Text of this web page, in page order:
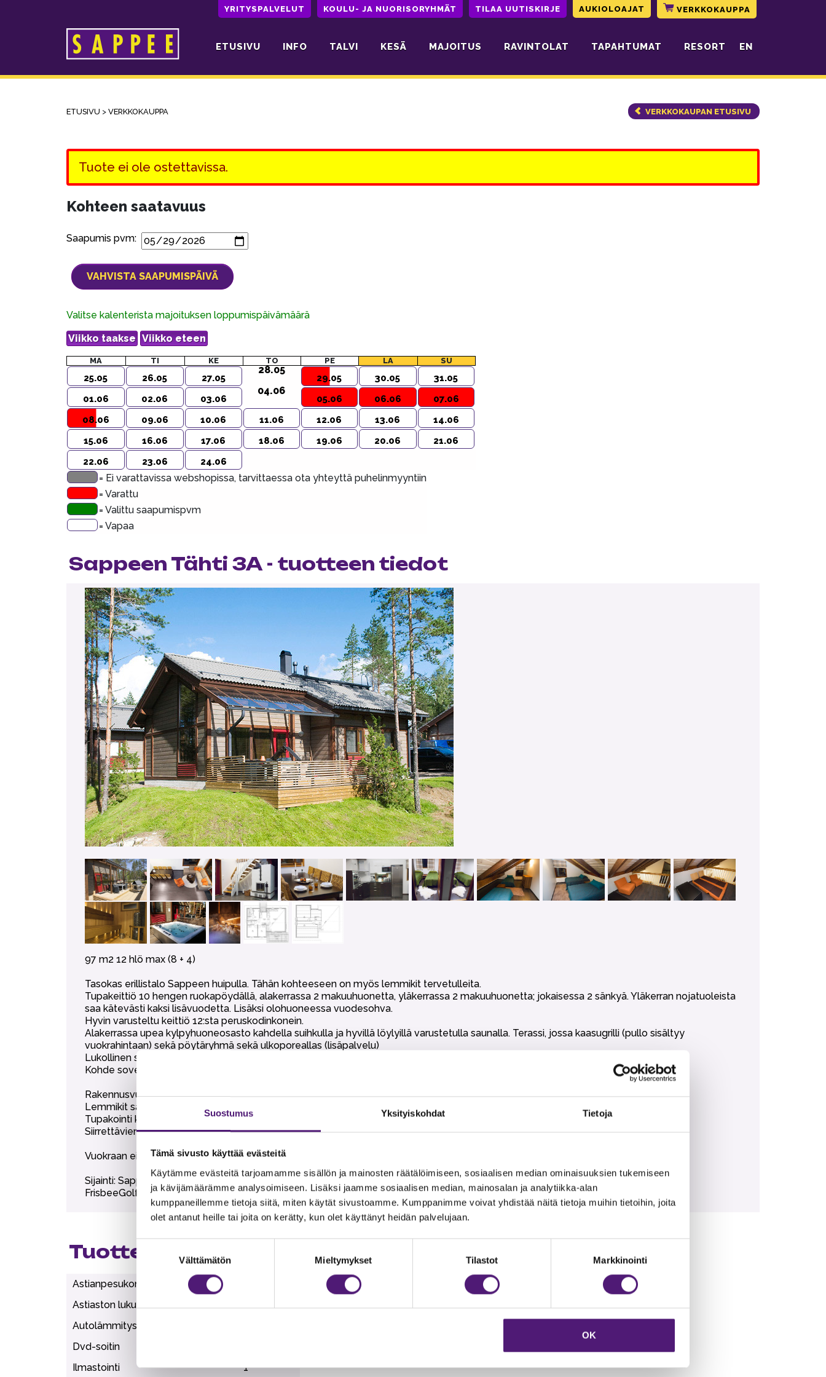
Suostumus Yksityiskohdat Tietoja
Tämä sivusto käyttää evästeitä
Käytämme evästeitä tarjoamamme sisällön ja mainosten räätälöimiseen, sosiaalisen median ominaisuuksien tukemiseen
ja kävijämäärämme analysoimiseen. Lisäksi jaamme sosiaalisen median, mainosalan ja analytiikka-alan
kumppaneillemme tietoja siitä, miten käytät sivustoamme. Kumppanimme voivat yhdistää näitä tietoja muihin tietoihin, joita
olet antanut heille tai joita on kerätty, kun olet käyttänyt heidän palvelujaan.
valinta
Välttämätön Mieltymykset Tilastot Markkinointi
OK
YRITYSPALVELUT KOULU- JA NUORISORYHMÄT TILAA UUTISKIRJE AUKIOLOAJAT VERKKOKAUPPA
Päävalikko ETUSIVU INFO TALVI KESÄ MAJOITUS RAVINTOLAT TAPAHTUMAT RESORT EN
ETUSIVU > VERKKOKAUPPA VERKKOKAUPAN ETUSIVU
Tuote ei ole ostettavissa.
Kohteen saatavuus
Saapumis pvm:
Valitse kalenterista majoituksen loppumispäivämäärä
MA TI KE TO PE LA SU
25.05 26.05 27.05
28.05
29.05 30.05
31.05
01.06
02.06 03.06
04.06
05.06 06.06
07.06
08.06
09.06 10.06 11.06 12.06 13.06
14.06
15.06
16.06 17.06 18.06 19.06 20.06
21.06
22.06
23.06 24.06
= Ei varattavissa webshopissa, tarvittaessa ota yhteyttä puhelinmyyntiin
= Varattu
= Valittu saapumispvm
= Vapaa
Sappeen Tähti 3A - tuotteen tiedot
97 m2 12 hlö max (8 + 4)
Tasokas erillistalo Sappeen huipulla. Tähän kohteeseen on myös lemmikit tervetulleita.
Tupakeittiö 10 hengen ruokapöydällä, alakerrassa 2 makuuhuonetta, yläkerrassa 2 makuuhuonetta; jokaisessa 2 sänkyä. Yläkerran nojatuoleista
saa kätevästi kaksi lisävuodetta. Lisäksi olohuoneessa vuodesohva.
Hyvin varusteltu keittiö 12:sta peruskodinkonein.
Alakerrassa upea kylpyhuoneosasto kahdella suihkulla ja hyvillä löylyillä varustetulla saunalla. Terassi, jossa kaasugrilli (pullo sisältyy
vuokrahintaan) sekä pöytäryhmä sekä ulkoporeallas (lisäpalvelu)
Lukollinen suksien säilytysvarasto.
Kohde soveltuu myös pienille yritysryhmille.
Rakennusvuosi 2008.
Lemmikit sallittu, lemmikkimaksu 30€.
Tupakointi kielletty.
Siirrettävien paljujen tuonti alueelle on ehdottomasti kielletty.
Vuokraan ei sisälly liinavaatteet, pyyhkeet, wc tai talouspaperit eikä loppusiivous. Nämä voi halutessaan ostaa lisäpalveluna.
Sijainti: Sappeen huipulla, rinteiden ja palveluiden vieressä, Tapahtumakeskus Huippuun 200 m. Lastenrinteeseen 150 m,
FrisbeeGolf 150 m. Karustantien uimapaikkaan matkaa noin 3 km, tämä ranta on matalaa, hiekkapohjaista rantaa.
Tuotteen lisätiedot
Astianpesukone
Astiaston lukumäärä
12
Autolämmityspaikka
Dvd-soitin
Ilmastointi
1